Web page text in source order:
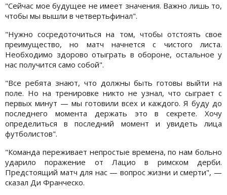
"Сейчас мое будущее не имеет значения. Важно лишь то,
чтобы мы вышли в четвертьфинал".
"Нужно сосредоточиться на том, чтобы отстоять свое
преимущество, но матч начнется с чистого листа.
Необходимо здорово отыграть в обороне, остальное у
нас получится само собой".
"Все ребята знают, что должны быть готовы выйти на
поле. Но на тренировке никто не узнал, что сыграет с
первых минут — мы готовили всех и каждого. Я буду до
последнего момента держать это в секрете. Хочу
определиться в последний момент и увидеть лица
футболистов".
"Команда переживает непростые времена, по нам больно
ударило поражение от Лацио в римском дерби.
Предстоящий матч для нас — вопрос жизни и смерти", —
сказал Ди Франческо.